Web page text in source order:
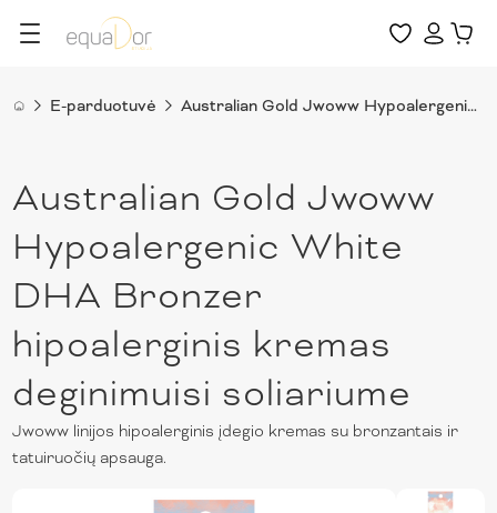
E-parduotuvė Australian Gold Jwoww Hypoalergenic White DHA Bronzer hipoalerginis kremas deginimuisi soliariume
Australian Gold Jwoww
Hypoalergenic White
DHA Bronzer
hipoalerginis kremas
deginimuisi soliariume
Jwoww linijos hipoalerginis įdegio kremas su bronzantais ir
tatuiruočių apsauga.